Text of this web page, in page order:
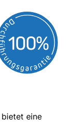
eine